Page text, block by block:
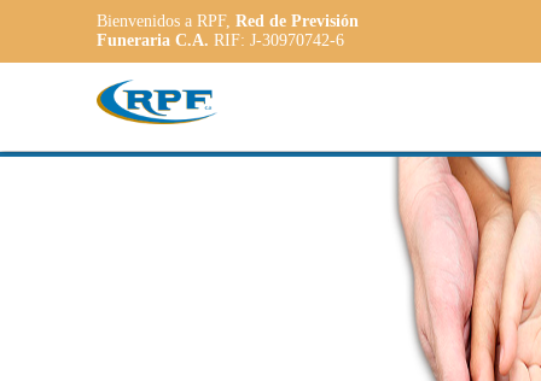
Bienvenidos a RPF, Red de Previsión
Funeraria C.A. RIF: J-30970742-6